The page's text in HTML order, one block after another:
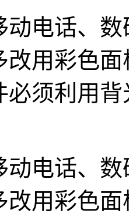
动电话、
改用彩色
必须利用
动电话、
改用彩色